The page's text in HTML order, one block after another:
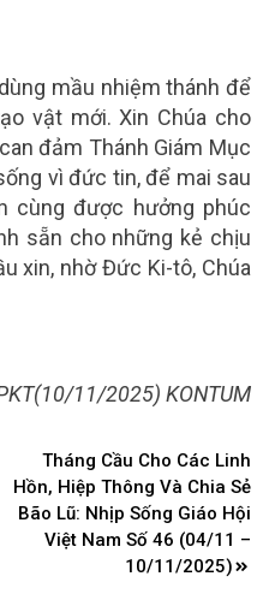
mầu nhiệm thánh để
vật mới. Xin Chúa cho
đảm Thánh Giám Mục
vì đức tin, để mai sau
cùng được hưởng phúc
sẵn cho những kẻ chịu
xin, nhờ Đức Ki-tô, Chúa
11/2025) KONTUM
Tháng Cầu Cho Các Linh
Hồn, Hiệp Thông Và Chia Sẻ
Bão Lũ: Nhịp Sống Giáo Hội
Việt Nam Số 46 (04/11 –
10/11/2025)